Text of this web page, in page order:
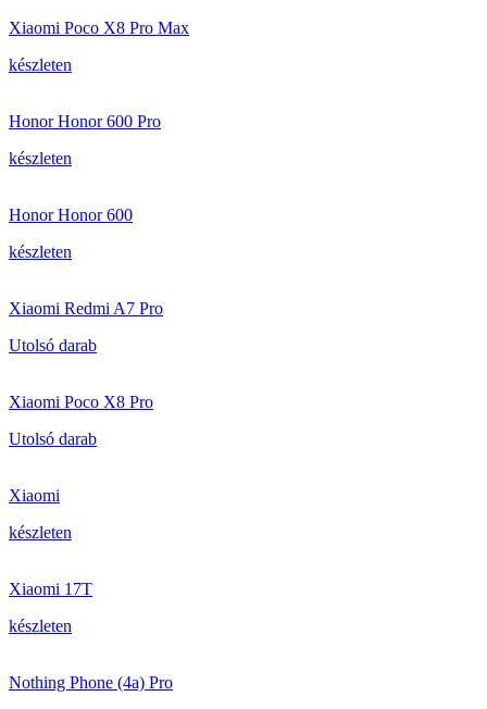
Xiaomi Poco X8 Pro Max
készleten
Honor Honor 600 Pro
készleten
Honor Honor 600
készleten
Xiaomi Redmi A7 Pro
Utolsó darab
Xiaomi Poco X8 Pro
Utolsó darab
Xiaomi
készleten
Xiaomi 17T
készleten
Nothing Phone (4a) Pro